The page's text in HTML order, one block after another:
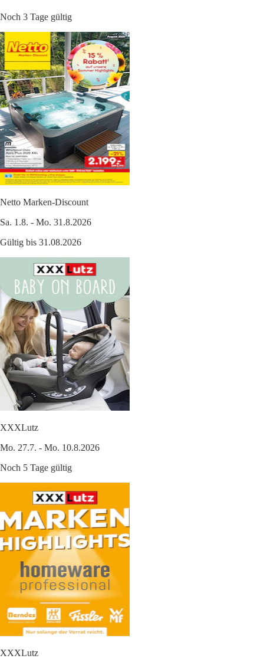
Noch 3 Tage gültig
Netto Marken-Discount
Sa. 1.8. - Mo. 31.8.2026
Gültig bis 31.08.2026
XXXLutz
Mo. 27.7. - Mo. 10.8.2026
Noch 5 Tage gültig
XXXLutz